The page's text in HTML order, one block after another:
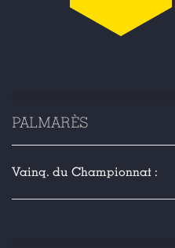
PALMARÈS
Vainq. du Championnat :